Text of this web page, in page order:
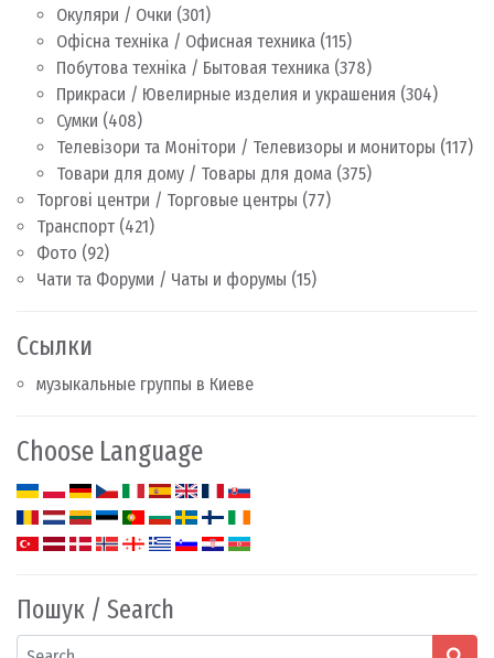
Окуляри / Очки (301)
Офісна техніка / Офисная техника (115)
Побутова техніка / Бытовая техника (378)
Прикраси / Ювелирные изделия и украшения (304)
Сумки (408)
Телевізори та Монітори / Телевизоры и мониторы (117)
Товари для дому / Товары для дома (375)
Торгові центри / Торговые центры (77)
Транспорт (421)
Фото (92)
Чати та Форуми / Чаты и форумы (15)
Ссылки
музыкальные группы в Киеве
Choose Language
Пошук / Search
Search